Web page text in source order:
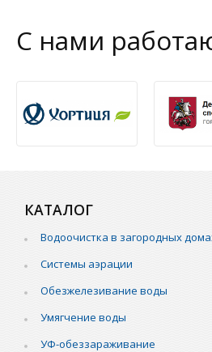
С нами
КАТАЛОГ
Водоочистка в загородных
Системы аэрации
Обезжелезивание воды
Умягчение воды
УФ-обеззараживание